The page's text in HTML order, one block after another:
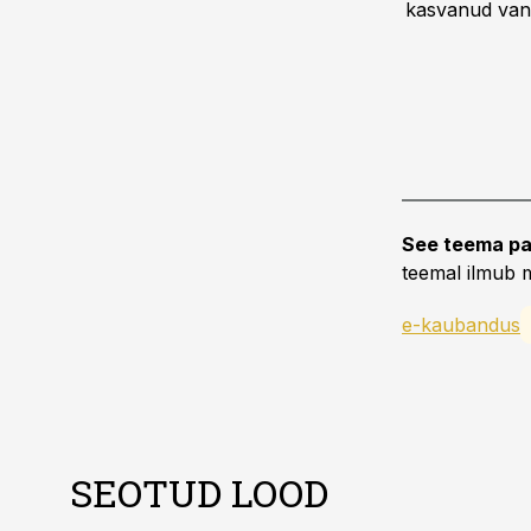
kasvanud
See teema
teemal ilmub
e-kaubandus
SEOTUD LOOD